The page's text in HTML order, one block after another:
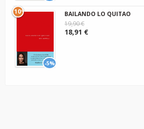
-5%
10º
BAILANDO LO QUITAO
19,90 €
18,91 €